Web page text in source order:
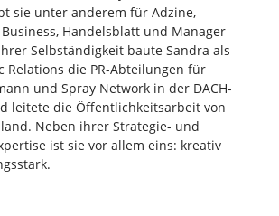
sie unter anderem für Adzine,
Handelsblatt und Manager
Selbständigkeit baute Sandra als
Relations die PR-Abteilungen für
und Spray Network in der DACH-
leitete die Öffentlichkeitsarbeit von
Neben ihrer Strategie- und
ist sie vor allem eins: kreativ